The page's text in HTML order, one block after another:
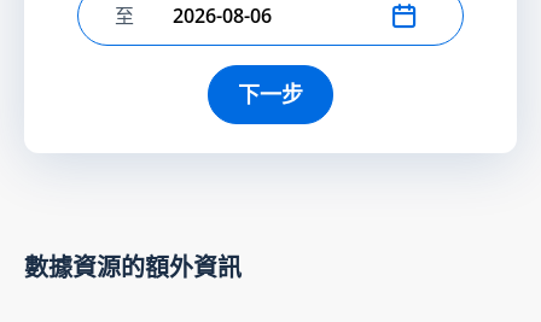
選擇結束日期
至
下一步
數據資源的額外資訊